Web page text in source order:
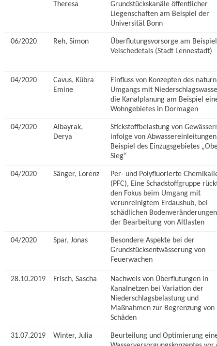
Theresa
Grundstückskanäle öffentlicher
Liegenschaften am Beispiel der
Universität Bonn
06/2020 Reh, Simon
Überflutungsvorsorge am
Veischedetals (Stadt Lennestadt)
04/2020
Cavus, Kübra
Emine
Einfluss von Konzepten des
Umgangs mit
die Kanalplanung am Beispiel
Wohngebietes in Dormagen
04/2020
Albayrak,
Derya
Stickstoffbelastung von
infolge von
Beispiel des Einzugsgebietes
Sieg“
04/2020 Sänger, Lorenz
Per- und Polyfluorierte
(PFC), Eine Schadstoffgruppe
den Fokus beim Umgang mit
verunreinigtem Erdaushub, bei
schädlichen
der Bearbeitung von Altlasten
04/2020 Spar, Jonas
Besondere Aspekte bei der
Grundstücksentwässerung von
Feuerwachen
28.10.2019 Frisch, Sascha
Nachweis von Überflutungen in
Kanalnetzen bei Variation der
Niederschlagsbelastung und
Maßnahmen zur Begrenzung von
Schäden
31.07.2019 Winter, Julia
Beurteilung und Optimierung